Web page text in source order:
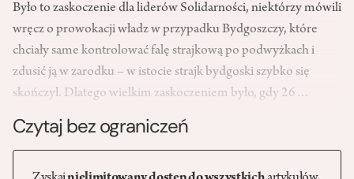
Było to zaskoczenie dla liderów Solidarności, niektórzy mówili
wręcz o prowokacji władz w przypadku Bydgoszczy, które
chciały same kontrolować falę strajkową po podwyżkach i
zdusić ją w zarodku – w istocie strajk bydgoski szybko się
skończył. Dlatego wielkim zaskoczeniem było, gdy 26…
Czytaj bez ograniczeń